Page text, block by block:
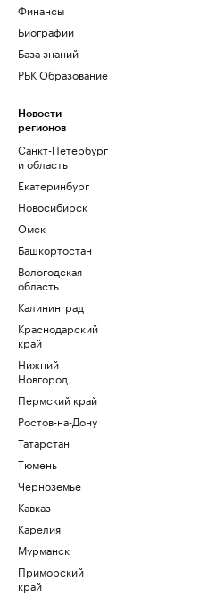
Финансы
Биографии
База знаний
РБК Образование
Новости
регионов
Санкт-Петербург
и область
Екатеринбург
Новосибирск
Омск
Башкортостан
Вологодская
область
Калининград
Краснодарский
край
Нижний
Новгород
Пермский край
Ростов-на-Дону
Татарстан
Тюмень
Черноземье
Кавказ
Карелия
Мурманск
Приморский
край